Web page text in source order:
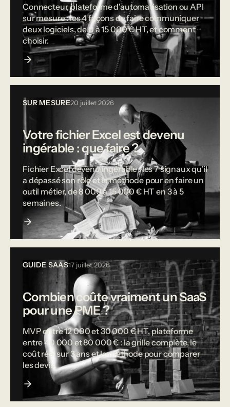
Connecteur, plateforme d'automatisation ou API
sur mesure : les 4 façons de faire communiquer
deux logiciels, de 0 à 15 000 € HT, et comment
choisir.
SUR MESURE20 juillet 2026
Votre fichier Excel est devenu
ingérable : que faire ?
Fichier Excel devenu ingérable : les 7 signaux qu'il
a dépassé son rôle et la méthode pour en faire un
outil métier, de 8 000 à 15 000 € HT en 3 à 5
semaines.
GUIDE SAAS17 juillet 2026
Combien coûte vraiment un SaaS
pour une PME ?
MVP entre 12 000 et 30 000 € HT, plateforme
entre 40 000 et 80 000 € : la grille complète, le
coût réel sur 3 ans et la méthode pour comparer
les devis.